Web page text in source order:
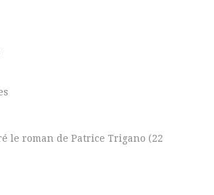
le roman de Patrice Trigano (22